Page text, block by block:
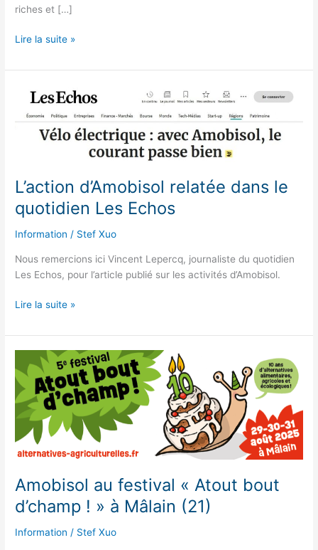
riches et […]
Rencontre
le
Festival
écologique
Lire la suite »
L’action d’Amobisol relatée dans le
quotidien Les Echos
Information / Stef Xuo
Nous remercions ici Vincent Lepercq, journaliste du quotidien
Les Echos, pour l’article publié sur les activités d’Amobisol.
L’action
relatée
dans
le
quotidien
Les
Echos
Lire la suite »
Amobisol au festival « Atout bout
d’champ ! » à Mâlain (21)
Information / Stef Xuo